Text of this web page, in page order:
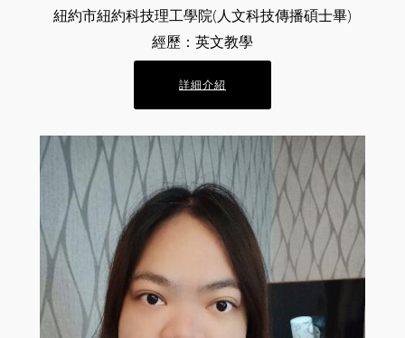
紐約市紐約科技理工學院(人文科技傳播碩士畢)
經歷：英文教學
詳細介紹